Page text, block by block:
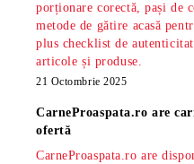
porționare corectă, pași de
metode de gătire acasă
plus checklist de
articole și produse.
21 Octombrie 2025
CarneProaspata.ro are
ofertă
CarneProaspata.ro are